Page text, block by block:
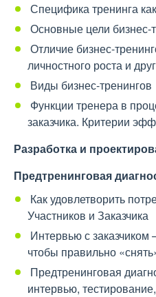
Специфика тренинга
Основные цели бизнес-
Отличие бизнес-
личностного роста и
Виды бизнес-тренингов
Функции тренера в
заказчика. Критерии
Разработка и
Предтренинговая
Как удовлетворить
Участников и Заказчика
Интервью с заказчиком
чтобы правильно
Предтренинговая
интервью,